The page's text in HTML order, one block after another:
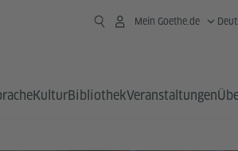
Mein Goethe.de
KulturBibliothekVeranstaltungen